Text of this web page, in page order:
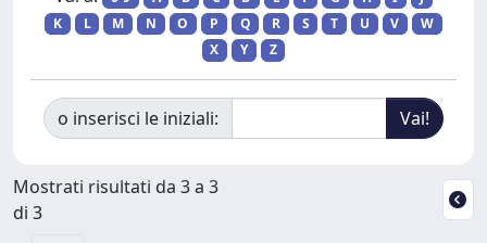
K
L M N O P Q R S T U V
W
X
Y Z
o inserisci le iniziali:
Mostrati risultati da 3 a 3
di 3